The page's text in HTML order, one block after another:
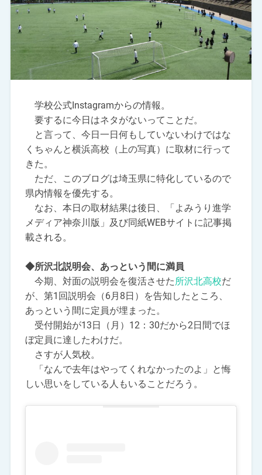
学校公式Instagramからの情報。
要するに今日はネタがないってことだ。
と言って、今日一日何もしていないわけではな
くちゃんと横浜高校（上の写真）に取材に行って
きた。
ただ、このブログは埼玉県に特化しているので
県内情報を優先する。
なお、本日の取材結果は後日、「よみうり進学
メディア神奈川版」及び同紙WEBサイトに記事掲
載される。
◆所沢北説明会、あっという間に満員
今期、対面の説明会を復活させた所沢北高校だ
が、第1回説明会（6月8日）を告知したところ、
あっという間に定員が埋まった。
受付開始が13日（月）12：30だから2日間でほ
ぼ定員に達したわけだ。
さすが人気校。
「なんで去年はやってくれなかったのよ」と悔
しい思いをしている人もいることだろう。